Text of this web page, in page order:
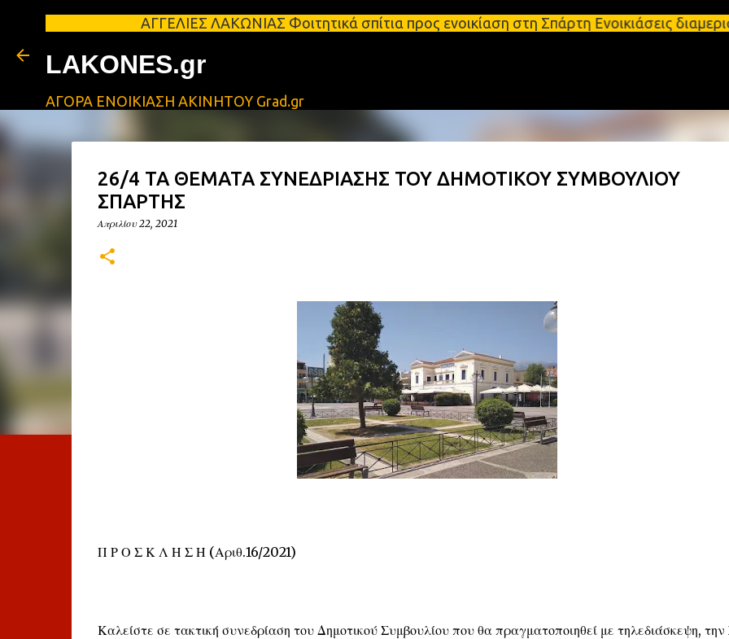
Μετάβαση στο κύριο περιεχόμενο
ΑΓΓΕΛΙΕΣ ΛΑΚΩΝΙΑΣ Φοιτητικά σπίτια προς ενοικίαση στη Σπάρτη Ενοικιάσεις
LAKONES.gr
ΑΓΟΡΑ ΕΝΟΙΚΙΑΣΗ ΑΚΙΝΗΤΟΥ Grad.gr
26/4 ΤΑ ΘΕΜΑΤΑ ΣΥΝΕΔΡΙΑΣΗΣ ΤΟΥ ΔΗΜΟΤΙΚΟΥ ΣΥΜΒΟΥΛΙΟΥ
ΣΠΑΡΤΗΣ
Απριλίου 22, 2021
Π Ρ Ο Σ Κ Λ Η Σ Η (Αριθ.16/2021)
Καλείστε σε τακτική συνεδρίαση του Δημοτικού Συμβουλίου που θα πραγματοποιηθεί με τηλεδιάσκεψη,